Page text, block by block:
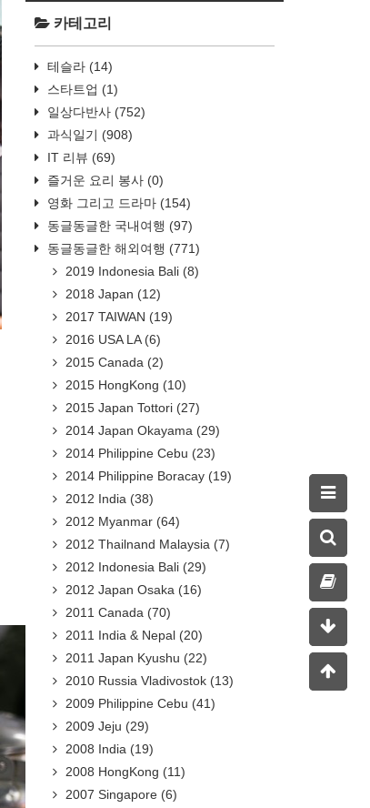
카테고리
테슬라 (14)
스타트업 (1)
일상다반사 (752)
과식일기 (908)
IT 리뷰 (69)
즐거운 요리 봉사 (0)
영화 그리고 드라마 (154)
동글동글한 국내여행 (97)
동글동글한 해외여행 (771)
2019 Indonesia Bali (8)
2018 Japan (12)
2017 TAIWAN (19)
2016 USA LA (6)
2015 Canada (2)
2015 HongKong (10)
2015 Japan Tottori (27)
2014 Japan Okayama (29)
2014 Philippine Cebu (23)
2014 Philippine Boracay (19)
2012 India (38)
2012 Myanmar (64)
2012 Thailnand Malaysia (7)
2012 Indonesia Bali (29)
2012 Japan Osaka (16)
2011 Canada (70)
2011 India & Nepal (20)
2011 Japan Kyushu (22)
2010 Russia Vladivostok (13)
2009 Philippine Cebu (41)
2009 Jeju (29)
2008 India (19)
2008 HongKong (11)
2007 Singapore (6)